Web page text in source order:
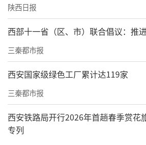
量。（文/文茹 曹耿献 图/张杰）
陕西日报
西部十一省（区、市）联合倡议：推
三秦都市报
西安国家级绿色工厂累计达119家
三秦都市报
西安铁路局开行2026年首趟春季赏花
专列